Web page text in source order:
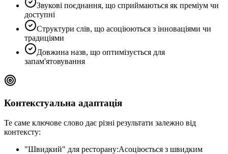
Звукові поєднання, що сприймаються як преміум чи
доступні
Структури слів, що асоціюються з інноваціями чи
традиціями
Довжина назв, що оптимізується для
запам'ятовування
Контекстуальна адаптація
Те саме ключове слово дає різні результати залежно від
контексту:
"Швидкий" для ресторану:Асоціюється з швидким